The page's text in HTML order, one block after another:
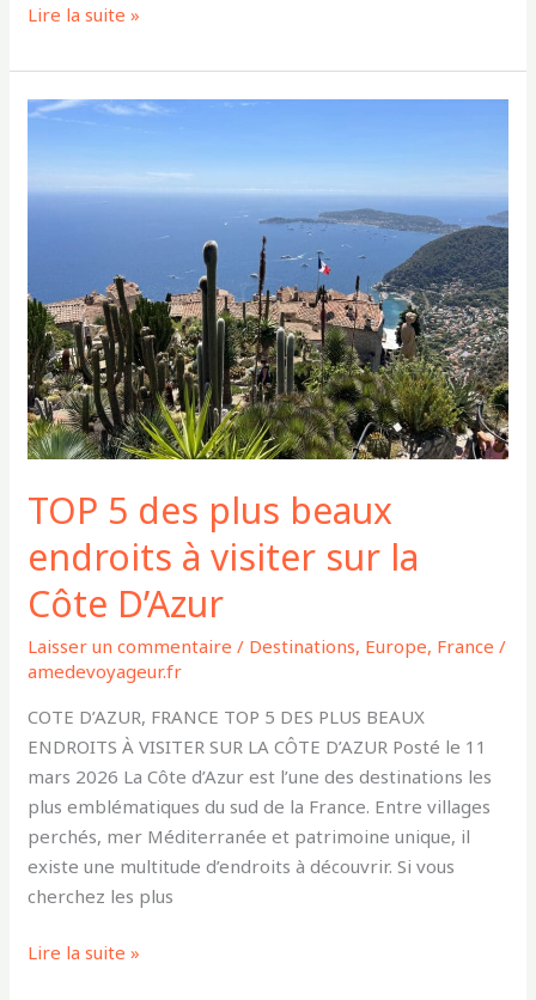
Lire la suite »
TOP 5 des plus beaux
endroits à visiter sur la
Côte D’Azur
Laisser un commentaire / Destinations, Europe, France /
amedevoyageur.fr
COTE D’AZUR, FRANCE TOP 5 DES PLUS BEAUX
ENDROITS À VISITER SUR LA CÔTE D’AZUR Posté le 11
mars 2026 La Côte d’Azur est l’une des destinations les
plus emblématiques du sud de la France. Entre villages
perchés, mer Méditerranée et patrimoine unique, il
existe une multitude d’endroits à découvrir. Si vous
cherchez les plus
TOP
plus
à
visiter
sur
la
Côte
D’Azur
Lire la suite »